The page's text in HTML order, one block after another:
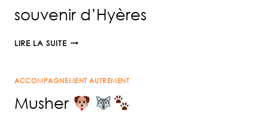
TON
souvenir d’Hyères
LIRE LA SUITESOUVENIR
ACCOMPAGNEMENT AUTREMENT
Musher